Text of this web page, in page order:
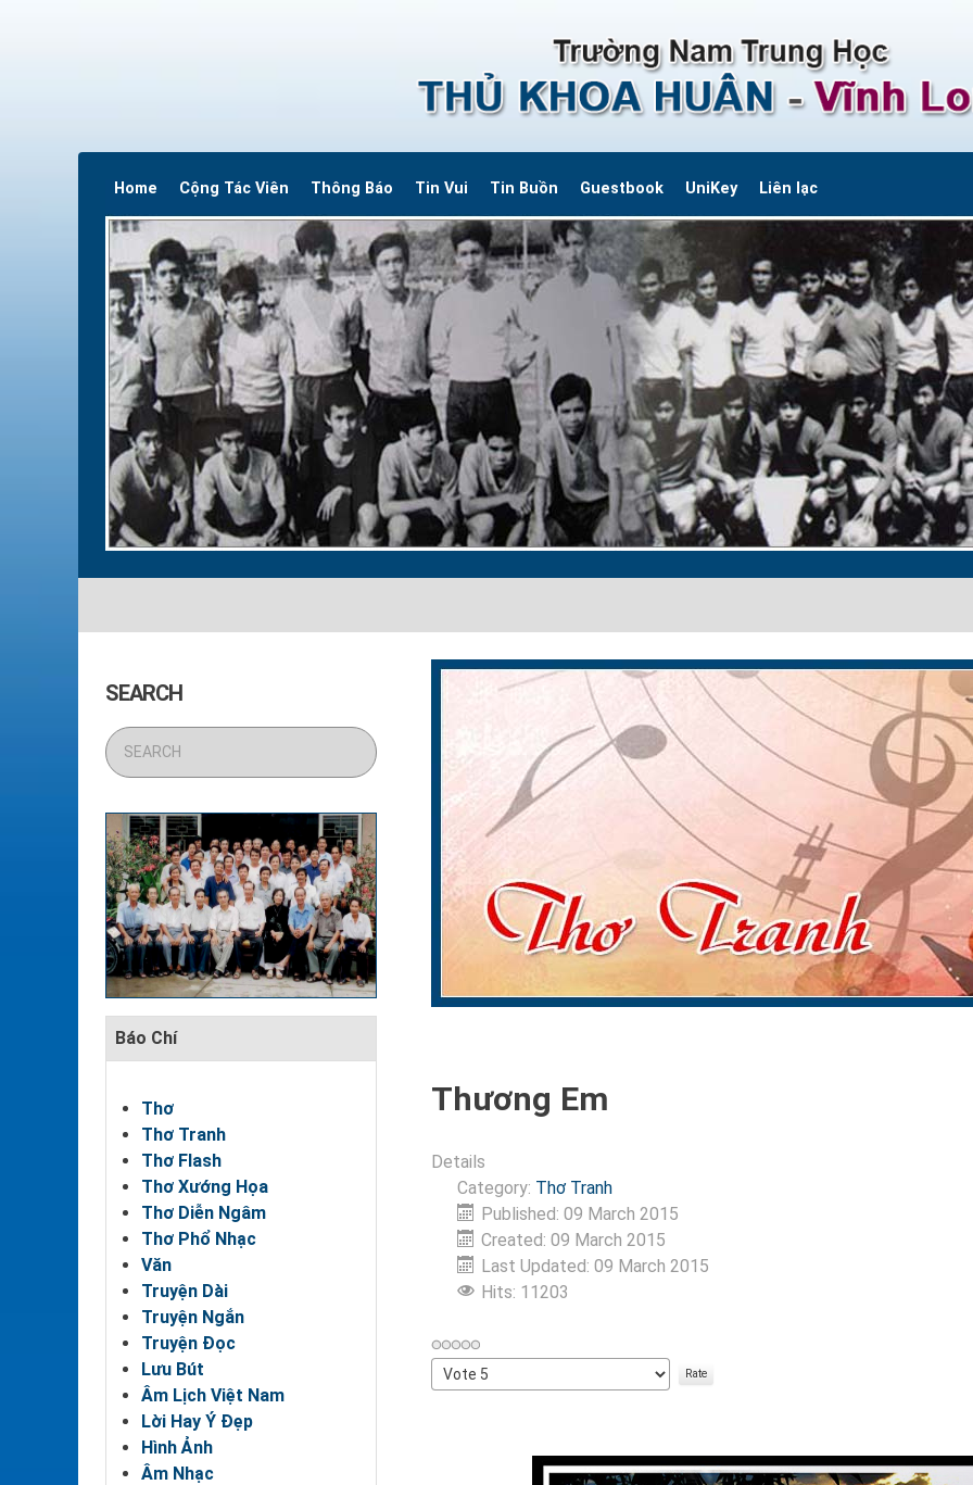
Home Cộng Tác Viên Thông Báo Tin Vui Tin Buồn Guestbook UniKey Liên lạc
SEARCH
Báo Chí
Thơ
Thơ Tranh
Thơ Flash
Thơ Xướng Họa
Thơ Diễn Ngâm
Thơ Phổ Nhạc
Văn
Truyện Dài
Truyện Ngắn
Truyện Đọc
Lưu Bút
Âm Lịch Việt Nam
Lời Hay Ý Đẹp
Hình Ảnh
Âm Nhạc
Thương Em
Details
Category: Thơ Tranh
Published: 09 March 2015
Created: 09 March 2015
Last Updated: 09 March 2015
Hits: 11203
Please
Rate